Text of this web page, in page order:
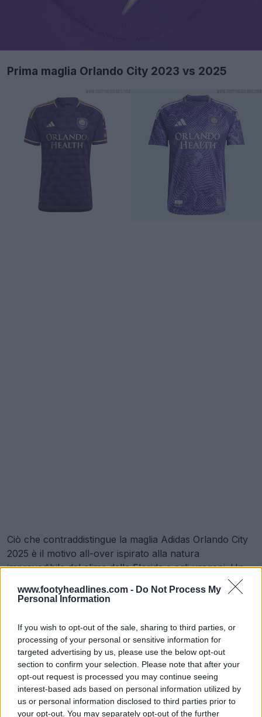
www.footyheadlines.com - Do Not Process My
Personal Information
If you wish to opt-out of the sale, sharing to third parties, or
processing of your personal or sensitive information for
targeted advertising by us, please use the below opt-out
section to confirm your selection. Please note that after your
opt-out request is processed you may continue seeing
interest-based ads based on personal information utilized by
us or personal information disclosed to third parties prior to
your opt-out. You may separately opt-out of the further
Prima maglia Orlando City 2023 vs 2025
Ciò che contraddistingue la maglia Adidas Orlando City
2025 è il motivo all-over ispirato alla natura
imprevedibile del clima della Florida e agli uragani. Un
simbolo simile a un uragano si trova anche sull'orlo
inferiore sinistro. Il fulmine "407" sul retro del collo